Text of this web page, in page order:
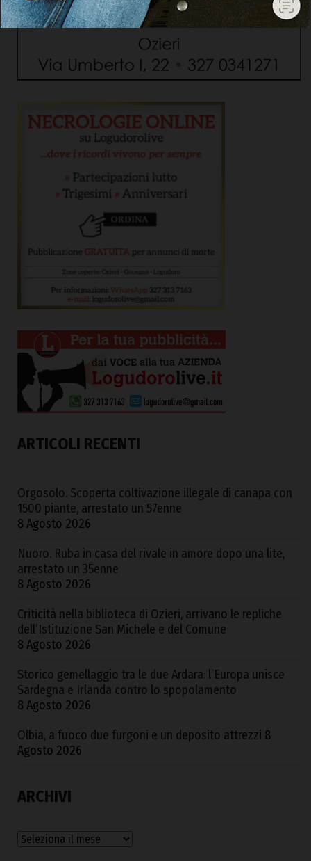
ARTICOLI RECENTI
Orgosolo. Scoperta coltivazione illegale di canapa con
1500 piante, arrestato un 57enne
8 Agosto 2026
Nuoro. Ruba in casa del rivale in amore dopo una lite,
arrestato un 35enne
8 Agosto 2026
Criticità nella biblioteca di Ozieri, arrivano le repliche
dell’Istituzione San Michele e del Comune
8 Agosto 2026
Storico gemellaggio tra le due Ardara: l’Europa unisce
Sardegna e Irlanda contro lo spopolamento
8 Agosto 2026
Olbia, a fuoco due furgoni e un deposito attrezzi 8
Agosto 2026
ARCHIVI
Archivi